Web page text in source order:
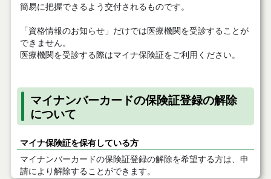
簡易に把握できるよう交付されるものです。
「資格情報のお知らせ」だけでは医療機関を受診することが
できません。
医療機関を受診する際はマイナ保険証をご利用ください。
マイナンバーカードの保険証登録の解除
について
マイナ保険証を保有している方
マイナンバーカードの保険証登録の解除を希望する方は、申
請により解除することができます。